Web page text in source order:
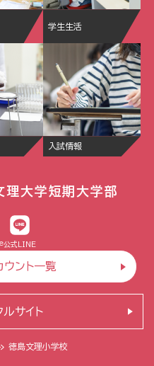
学生生活
入試情報
大学短期大学部
公式LINE
ント一覧
徳島文理小学校
サイト